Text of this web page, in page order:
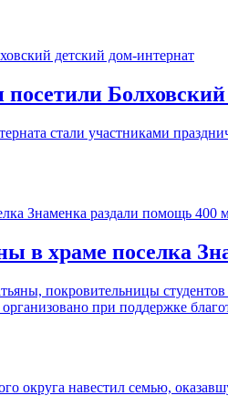
стали участниками
в храме поселка
покровительницы
при поддержке